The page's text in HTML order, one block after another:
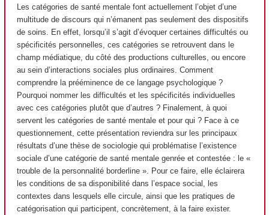
Les catégories de santé mentale font actuellement l’objet d’une
multitude de discours qui n’émanent pas seulement des dispositifs
de soins. En effet, lorsqu’il s’agit d’évoquer certaines difficultés ou
spécificités personnelles, ces catégories se retrouvent dans le
champ médiatique, du côté des productions culturelles, ou encore
au sein d’interactions sociales plus ordinaires. Comment
comprendre la prééminence de ce langage psychologique ?
Pourquoi nommer les difficultés et les spécificités individuelles
avec ces catégories plutôt que d’autres ? Finalement, à quoi
servent les catégories de santé mentale et pour qui ? Face à ce
questionnement, cette présentation reviendra sur les principaux
résultats d’une thèse de sociologie qui problématise l’existence
sociale d’une catégorie de santé mentale genrée et contestée : le «
trouble de la personnalité borderline ». Pour ce faire, elle éclairera
les conditions de sa disponibilité dans l’espace social, les
contextes dans lesquels elle circule, ainsi que les pratiques de
catégorisation qui participent, concrètement, à la faire exister.